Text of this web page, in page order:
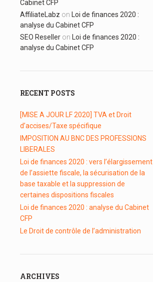
Cabinet CFP
AffiliateLabz on
Loi de finances 2020 :
analyse du Cabinet CFP
SEO Reseller on
Loi de finances 2020 :
analyse du Cabinet CFP
RECENT POSTS
[MISE A JOUR LF 2020] TVA et Droit
d’accises/Taxe spécifique
IMPOSITION AU BNC DES PROFESSIONS
LIBERALES
Loi de finances 2020 : vers l’élargissement
de l’assiette fiscale, la sécurisation de la
base taxable et la suppression de
certaines dispositions fiscales
Loi de finances 2020 : analyse du Cabinet
CFP
Le Droit de contrôle de l’administration
ARCHIVES